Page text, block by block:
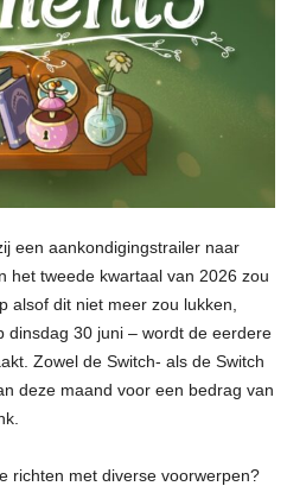
een aankondigingstrailer naar
het tweede kwartaal van 2026 zou
alsof dit niet meer zou lukken,
dinsdag 30 juni – wordt de eerdere
Zowel de Switch- als de Switch
deze maand voor een bedrag van
richten met diverse voorwerpen?